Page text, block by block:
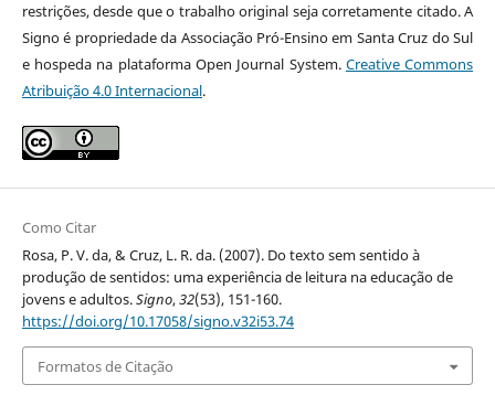
restrições, desde que o trabalho original seja corretamente citado. A
Signo é propriedade da Associação Pró-Ensino em Santa Cruz do Sul
e hospeda na plataforma Open Journal System. Creative Commons
Atribuição 4.0 Internacional.
Como Citar
Rosa, P. V. da, & Cruz, L. R. da. (2007). Do texto sem sentido à
produção de sentidos: uma experiência de leitura na educação de
jovens e adultos.Signo,32(53), 151-160.
https://doi.org/10.17058/signo.v32i53.74
Formatos de Citação